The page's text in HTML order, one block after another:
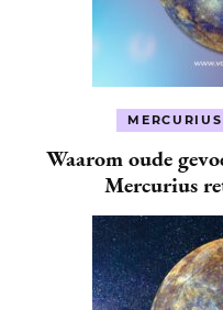
MERCURIUS
Waarom oude
Mercurius